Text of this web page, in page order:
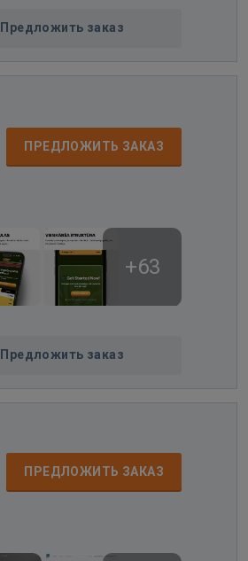
Предложить заказ
ПРЕДЛОЖИТЬ ЗАКАЗ
+63
Предложить заказ
ПРЕДЛОЖИТЬ ЗАКАЗ